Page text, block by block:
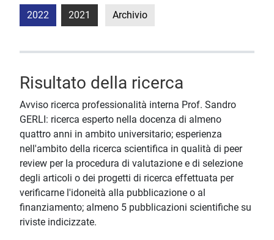
2022 2021 Archivio
Risultato della ricerca
Avviso ricerca professionalità interna Prof. Sandro
GERLI: ricerca esperto nella docenza di almeno
quattro anni in ambito universitario; esperienza
nell'ambito della ricerca scientifica in qualità di peer
review per la procedura di valutazione e di selezione
degli articoli o dei progetti di ricerca effettuata per
verificarne l'idoneità alla pubblicazione o al
finanziamento; almeno 5 pubblicazioni scientifiche su
riviste indicizzate.